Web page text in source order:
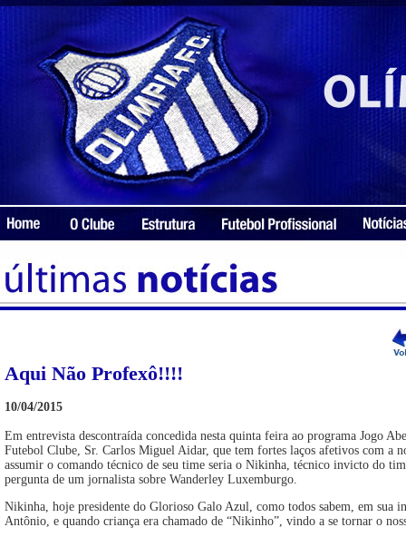
Aqui Não Profexô!!!!
10/04/2015
Em entrevista descontraída concedida nesta quinta feira ao programa Jogo
Futebol Clube, Sr. Carlos Miguel Aidar, que tem fortes laços afetivos com a
assumir o comando técnico de seu time seria o Nikinha, técnico invicto do
pergunta de um jornalista sobre Wanderley Luxemburgo.
Nikinha, hoje presidente do Glorioso Galo Azul, como todos sabem, em sua
Antônio, e quando criança era chamado de “Nikinho”, vindo a se tornar o